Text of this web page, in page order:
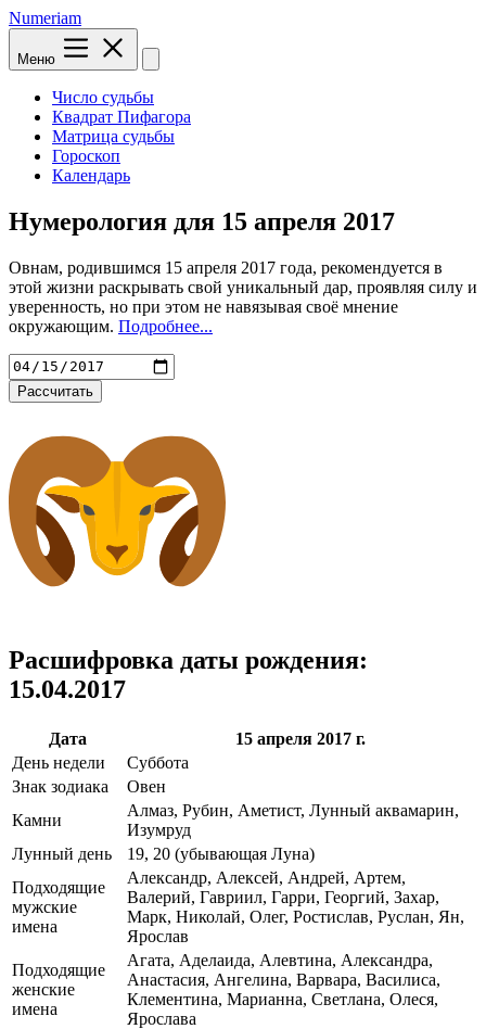
Numeriam
Меню
Число судьбы
Квадрат Пифагора
Матрица судьбы
Гороскоп
Календарь
Нумерология для 15 апреля 2017
Овнам, родившимся 15 апреля 2017 года, рекомендуется в
этой жизни раскрывать свой уникальный дар, проявляя силу и
уверенность, но при этом не навязывая своё мнение
окружающим. Подробнее...
Рассчитать
Расшифровка даты рождения:
15.04.2017
Дата
15 апреля 2017 г.
День недели
Суббота
Знак зодиака
Овен
Камни
Алмаз, Рубин, Аметист, Лунный аквамарин,
Изумруд
Лунный день
19, 20 (убывающая Луна)
Подходящие
мужские
имена
Александр, Алексей, Андрей, Артем,
Валерий, Гавриил, Гарри, Георгий, Захар,
Марк, Николай, Олег, Ростислав, Руслан, Ян,
Ярослав
Подходящие
женские
имена
Агата, Аделаида, Алевтина, Александра,
Анастасия, Ангелина, Варвара, Василиса,
Клементина, Марианна, Светлана, Олеся,
Ярослава